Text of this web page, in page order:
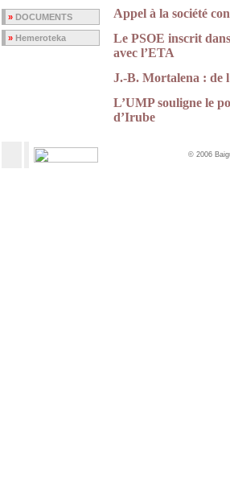
» DOCUMENTS
» Hemeroteka
Appel à la société
Le PSOE inscrit
avec l’ETA
J.-B. Mortalena : de
L’UMP souligne le
d’Irube
© 2006